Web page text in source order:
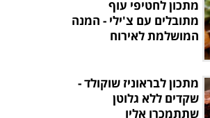
מתכון לחטיפי עוף
מתובלים עם צ'ילי - המנה
המושלמת לאירוח
מתכון לבראוניז שוקולד -
שקדים ללא גלוטן
שתתמכרו אליו